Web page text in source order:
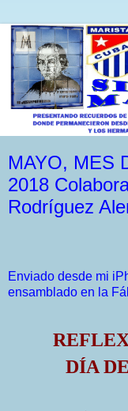
MAYO, MES
2018
Rodríguez
Enviado desde mi
ensamblado en la
DÍA